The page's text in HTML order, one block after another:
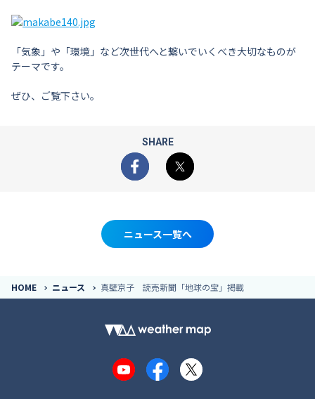
「気象」や「環境」など次世代へと繋いでいくべき大切なものが
テーマです。
ぜひ、ご覧下さい。
SHARE
Facebook
X
ニュース一覧へ
HOME ニュース 真壁京子 読売新聞「地球の宝」掲載
YouTubeFacebook
X